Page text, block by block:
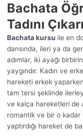
Bachata
Tadını
Bachata kursu ile en
dansında, ileri ya da
adımlar, iki ayağı
yaygındır. Kadın ve
hareketi erkek
tam tersi şeklinde
ve kalça hareketleri de
romantik ve bir o kadar
yaptırdığı hareket de